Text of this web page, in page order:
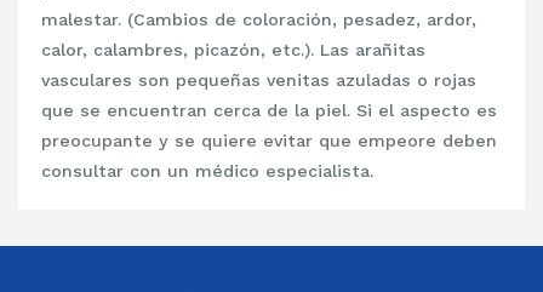
malestar. (Cambios de coloración, pesadez, ardor,
calor, calambres, picazón, etc.). Las arañitas
vasculares son pequeñas venitas azuladas o rojas
que se encuentran cerca de la piel. Si el aspecto es
preocupante y se quiere evitar que empeore deben
consultar con un médico especialista.